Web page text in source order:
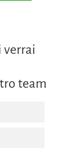
verrai
team